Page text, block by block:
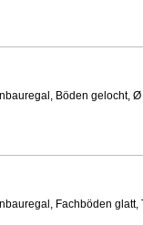
Böden gelocht,
Fachböden